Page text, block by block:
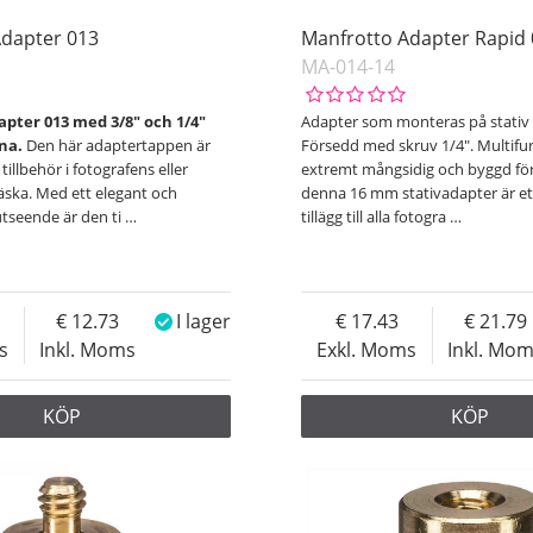
013
013 med 3/8" och 1/4"
Den här adaptertappen är
i fotografens eller
Med ett elegant och
är den ti …
Inkl. Moms
12.73 I lager
KÖP
Manfrotto Adapter Rapid
MA-014-14
Adapter som monteras på
Försedd med skruv 1/4".
extremt mångsidig och byggd
denna 16 mm stativadapter är
tillägg till alla fotogra …
Exkl. Moms
17.43
Inkl.
21.79
KÖP